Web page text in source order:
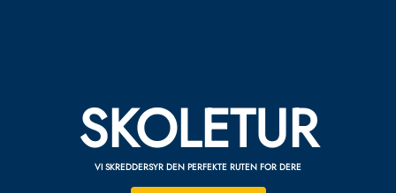
SKOLETUR
VI SKREDDERSYR DEN PERFEKTE RUTEN FOR DERE